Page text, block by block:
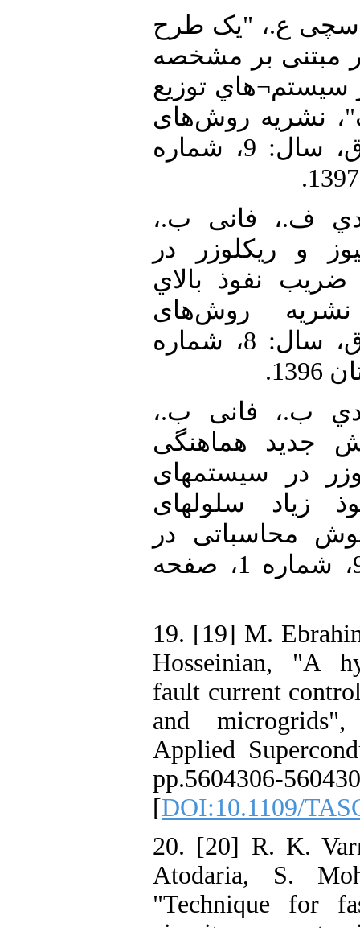
ع.، "یک طرح
مبتنی بر مشخصه
سیستم¬هاي توزیع
نشریه روش‌های
هوشمند در صنعت برق، سال: 9، شماره
ف.، فانی ب.،
و ريكلوزر در
نفوذ بالاي
نشریه روش‌های
هوشمند در صنعت برق، سال: 8، شماره
ب.، فانی ب.،
جديد هماهنگی
در سیستمهای
زياد سلولهای
محاسباتی در
مهندسی برق، سال: 9، شماره 1، صفحه
19. [19] M.
Hosseinian, "A
fault current
and
Applied
[DOI:10.1109/
20. [20] R. K.
Atodaria, S.
"Technique for